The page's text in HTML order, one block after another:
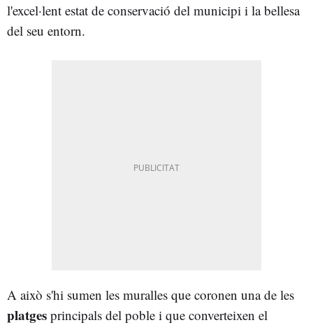
l'excel·lent estat de conservació del municipi i la bellesa
del seu entorn.
A això s'hi sumen les muralles que coronen una de les
platges principals del poble i que converteixen el